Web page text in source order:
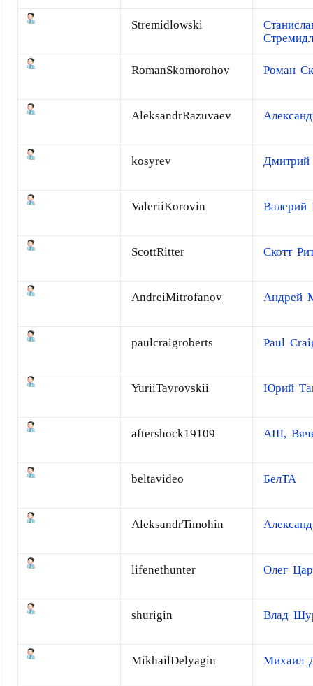
Stremidlowski
RomanSkomorohov Роман
AleksandrRazuvaev
kosyrev Дмитрий
ValeriiKorovin Валерий
ScottRitter Скотт
AndreiMitrofanov Андрей
paulcraigroberts Paul
YuriiTavrovskii Юрий
aftershock19109 АШ,
beltavideo БелТА
AleksandrTimohin
lifenethunter Олег
shurigin Влад
MikhailDelyagin Михаил